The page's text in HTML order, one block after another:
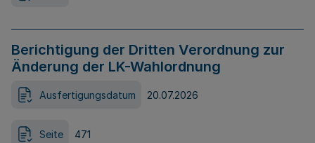
Berichtigung der Dritten Verordnung zur
Änderung der LK-Wahlordnung
Ausfertigungsdatum 20.07.2026
Seite 471